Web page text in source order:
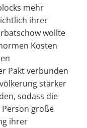
mehr
ihrer
wollte
Kosten
Pakt verbunden
stärker
sodass die
große
ihrer